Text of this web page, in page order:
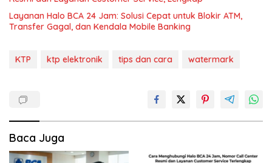
Layanan Halo BCA 24 Jam: Solusi Cepat untuk Blokir ATM,
Transfer Gagal, dan Kendala Mobile Banking
KTP ktp elektronik tips dan cara watermark
Baca Juga